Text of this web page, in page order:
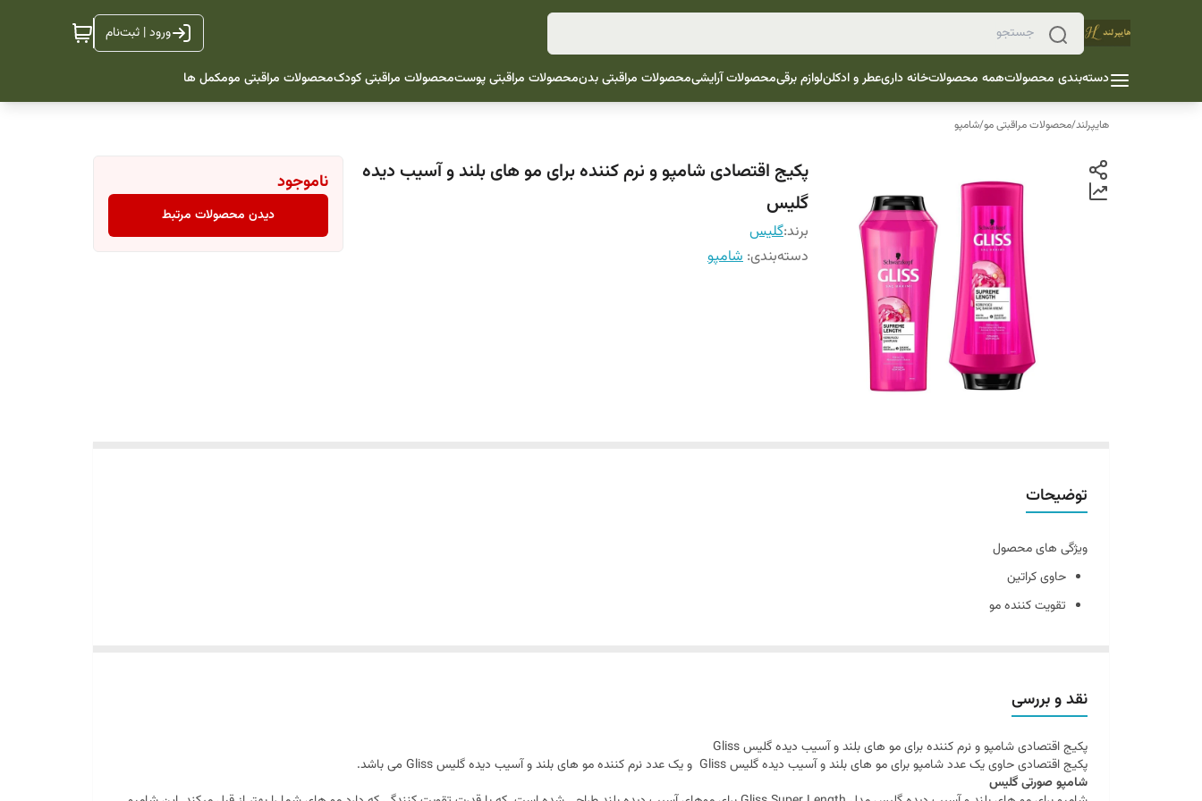
ورود | ثبت‌نام
دسته‌بندی محصولاتهمه محصولاتخانه داریعطر و ادکلنلوازم برقیمحصولات آرایشیمحصولات مراقبتی بدنمحصولات مراقبتی پوستمحصولات مراقبتی کودکمحصولات مراقبتی مومکمل ها
هایپرلند/محصولات مراقبتی مو/شامپو
پکیج اقتصادی شامپو و نرم کننده برای مو های بلند و آسیب دیده
گلیس
برند:گلیس
دسته‌بندی: شامپو
ناموجود
دیدن محصولات مرتبط
توضیحات
ویژگی های محصول
حاوی کراتین
تقویت کننده مو
نقد و بررسی
پکیج اقتصادی شامپو و نرم کننده برای مو های بلند و آسیب دیده گلیس Gliss
پکیج اقتصادی حاوی یک عدد شامپو برای مو های بلند و آسیب دیده گلیس Gliss و یک عدد نرم کننده مو های بلند و آسیب دیده گلیس Gliss می باشد.
شامپو صورتی گلیس